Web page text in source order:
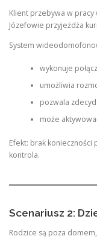
Klient przebywa w pracy
Józefowie przyjeżdża
System
wykonuje
umożliwia
pozwala
może
Efekt: brak konieczności
kontrola.
Scenariusz 2:
Rodzice są poza